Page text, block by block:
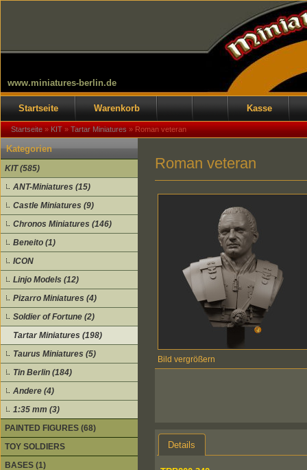
www.miniatures-berlin.de
Startseite Warenkorb Kasse
Startseite»KIT»Tartar Miniatures»Roman veteran
Kategorien
KIT (585)
ANT-Miniatures (15)
Castle Miniatures (9)
Chronos Miniatures (146)
Beneito (1)
ICON
Linjo Models (12)
Pizarro Miniatures (4)
Soldier of Fortune (2)
Tartar Miniatures (198)
Taurus Miniatures (5)
Tin Berlin (184)
Andere (4)
1:35 mm (3)
PAINTED FIGURES (68)
TOY SOLDIERS
BASES (1)
Roman veteran
Bild vergrößern
Details